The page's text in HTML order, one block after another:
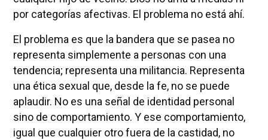
por categorías afectivas. El problema no está ahí.
El problema es que la bandera que se pasea no
representa simplemente a personas con una
tendencia; representa una militancia. Representa
una ética sexual que, desde la fe, no se puede
aplaudir. No es una señal de identidad personal
sino de comportamiento. Y ese comportamiento,
igual que cualquier otro fuera de la castidad, no